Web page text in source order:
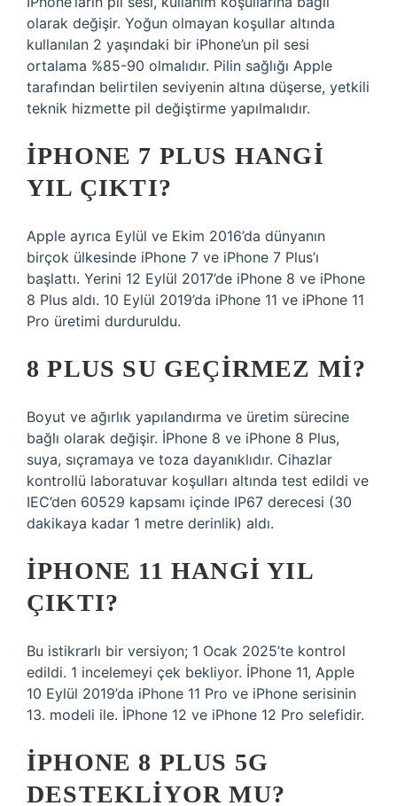
olarak değişir. Yoğun olmayan koşullar altında
kullanılan 2 yaşındaki bir iPhone’un pil sesi
ortalama %85-90 olmalıdır. Pilin sağlığı Apple
tarafından belirtilen seviyenin altına düşerse, yetkili
teknik hizmette pil değiştirme yapılmalıdır.
IPHONE 7 PLUS HANGI
YIL ÇIKTI?
Apple ayrıca Eylül ve Ekim 2016’da dünyanın
birçok ülkesinde iPhone 7 ve iPhone 7 Plus’ı
başlattı. Yerini 12 Eylül 2017’de iPhone 8 ve iPhone
8 Plus aldı. 10 Eylül 2019’da iPhone 11 ve iPhone 11
Pro üretimi durduruldu.
8 PLUS SU GEÇIRMEZ MI?
Boyut ve ağırlık yapılandırma ve üretim sürecine
bağlı olarak değişir. İPhone 8 ve iPhone 8 Plus,
suya, sıçramaya ve toza dayanıklıdır. Cihazlar
kontrollü laboratuvar koşulları altında test edildi ve
IEC’den 60529 kapsamı içinde IP67 derecesi (30
dakikaya kadar 1 metre derinlik) aldı.
İPHONE 11 HANGI YIL
ÇIKTI?
Bu istikrarlı bir versiyon; 1 Ocak 2025’te kontrol
edildi. 1 incelemeyi çek bekliyor. İPhone 11, Apple
10 Eylül 2019’da iPhone 11 Pro ve iPhone serisinin
13. modeli ile. İPhone 12 ve iPhone 12 Pro selefidir.
IPHONE 8 PLUS 5G
DESTEKLIYOR MU?